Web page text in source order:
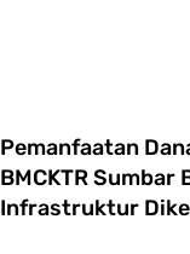
Pemanfaatan
BMCKTR Sumbar
Infrastruktur